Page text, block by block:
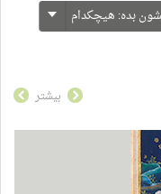
بده: هیچکدام
بیشتر